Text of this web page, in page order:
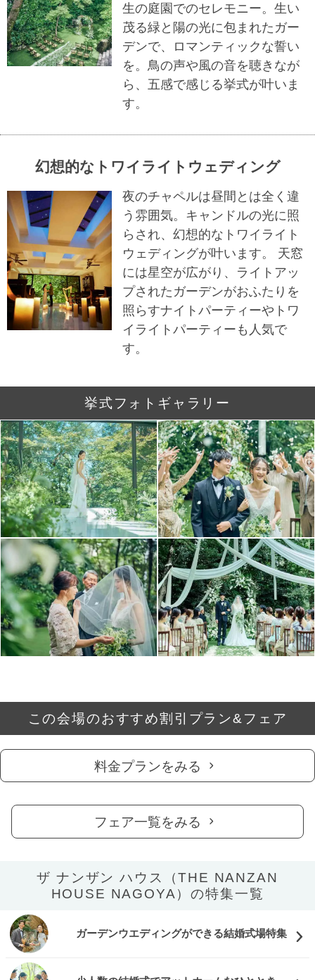
生の庭園でのセレモニー。生い
茂る緑と陽の光に包まれたガー
デンで、ロマンティックな誓い
を。鳥の声や風の音を聴きなが
ら、五感で感じる挙式が叶いま
す。
幻想的なトワイライトウェディング
夜のチャペルは昼間とは全く違
う雰囲気。キャンドルの光に照
らされ、幻想的なトワイライト
ウェディングが叶います。 天窓
には星空が広がり、ライトアッ
プされたガーデンがおふたりを
照らすナイトパーティーやトワ
イライトパーティーも人気で
す。
挙式フォトギャラリー
この会場のおすすめ割引プラン&フェア
料金プランをみる
フェア一覧をみる
ザ ナンザン ハウス（THE NANZAN
HOUSE NAGOYA）の特集一覧
ガーデンウエディングができる結婚式場特集